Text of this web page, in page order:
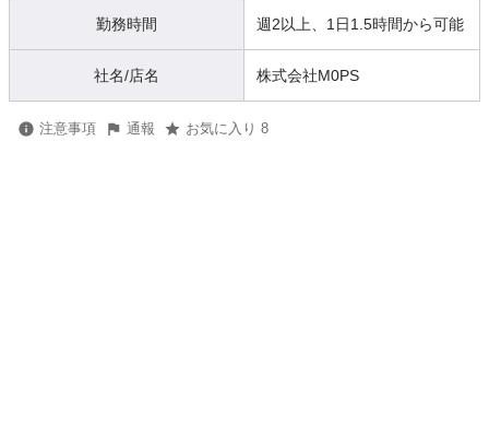
勤務時間 週2以上、1日1.5時間から可能
社名/店名 株式会社M0PS
注意事項 通報 お気に入り 8